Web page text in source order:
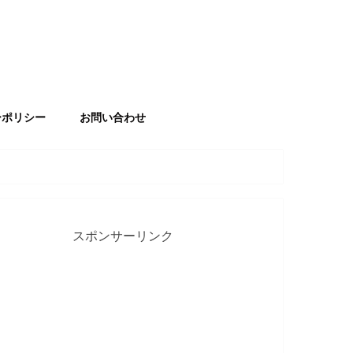
リシー お問い合わせ
スポンサーリンク